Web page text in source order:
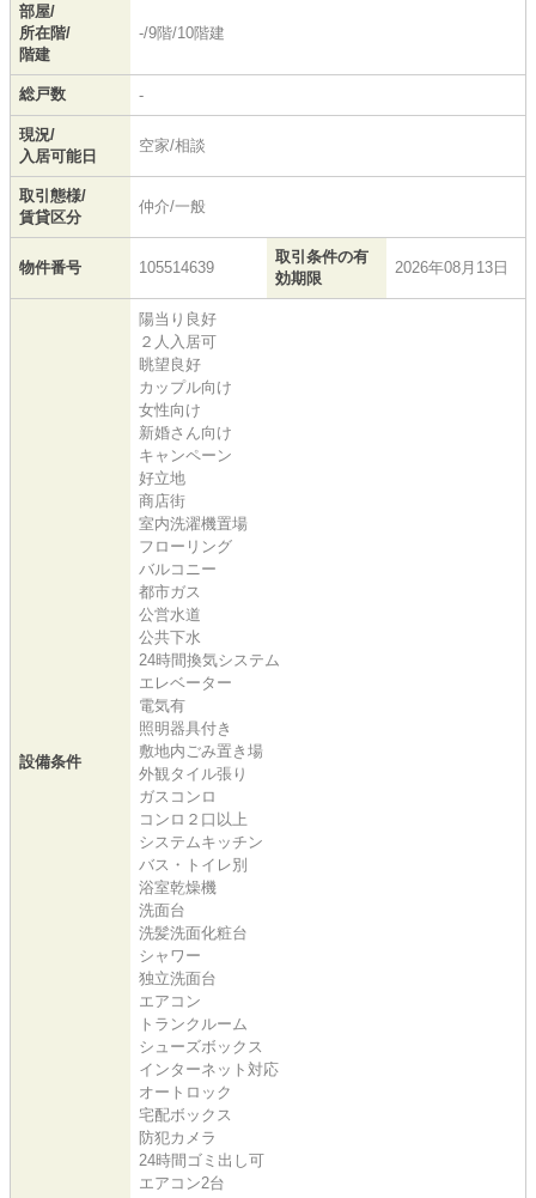
部屋/
所在階/
階建
-/9階/10階建
総戸数 -
現況/
入居可能日
空家/相談
取引態様/
賃貸区分
仲介/一般
物件番号 105514639
取引条件の有
効期限
2026年08月13日
設備条件
陽当り良好
２人入居可
眺望良好
カップル向け
女性向け
新婚さん向け
キャンペーン
好立地
商店街
室内洗濯機置場
フローリング
バルコニー
都市ガス
公営水道
公共下水
24時間換気システム
エレベーター
電気有
照明器具付き
敷地内ごみ置き場
外観タイル張り
ガスコンロ
コンロ２口以上
システムキッチン
バス・トイレ別
浴室乾燥機
洗面台
洗髪洗面化粧台
シャワー
独立洗面台
エアコン
トランクルーム
シューズボックス
インターネット対応
オートロック
宅配ボックス
防犯カメラ
24時間ゴミ出し可
エアコン2台